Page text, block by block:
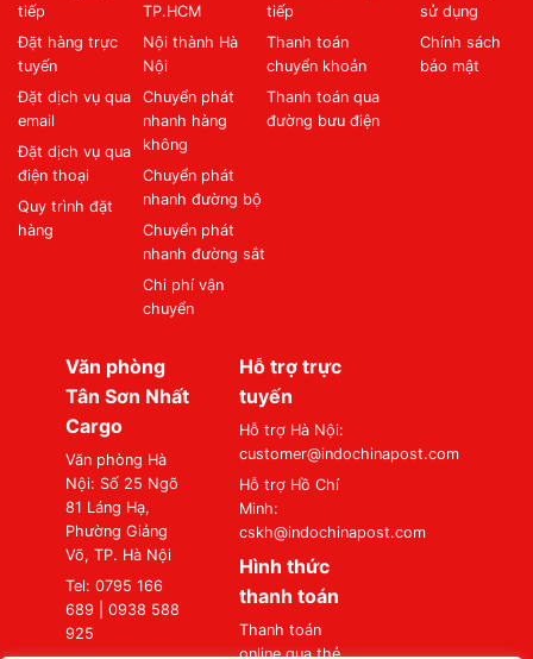
tiếp
Đặt hàng trực
tuyến
Đặt dịch vụ qua
email
Đặt dịch vụ qua
điện thoại
Quy trình đặt
hàng
TP.HCM
Nội thành Hà
Nội
Chuyển phát
nhanh hàng
không
Chuyển phát
nhanh đường bộ
Chuyển phát
nhanh đường sắt
Chi phí vận
chuyển
tiếp
Thanh toán
chuyển khoản
Thanh toán qua
đường bưu điện
sử dụng
Chính sách
bảo mật
Văn phòng
Tân Sơn Nhất
Cargo
Văn phòng Hà
Nội: Số 25 Ngõ
81 Láng Hạ,
Phường Giảng
Võ, TP. Hà Nội
Tel: 0795 166
689 | 0938 588
925
Hỗ trợ trực
tuyến
Hỗ trợ Hà Nội:
customer@indochinapost.com
Hỗ trợ Hồ Chí
Minh:
cskh@indochinapost.com
Hình thức
thanh toán
Thanh toán
online qua thẻ